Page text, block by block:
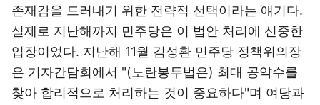
존재감을 드러내기 위한 전략적 선택이라는 얘기다.
실제로 지난해까지 민주당은 이 법안 처리에 신중한
입장이었다. 지난해 11월 김성환 민주당 정책위의장
은 기자간담회에서 "(노란봉투법은) 최대 공약수를
찾아 합리적으로 처리하는 것이 중요하다"며 여당과